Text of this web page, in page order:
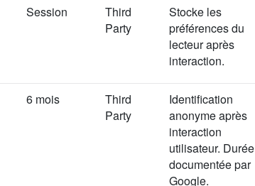
Session
Third
Party
Stocke les
préférences du
lecteur après
interaction.
6 mois
Third
Party
Identification
anonyme après
interaction
utilisateur. Durée
documentée par
Google.